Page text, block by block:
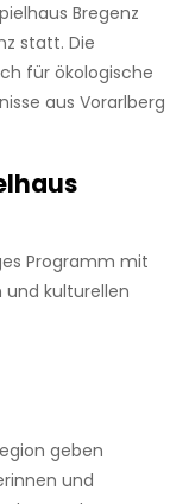
Bregenz
statt. Die
für ökologische
aus Vorarlberg
Programm mit
kulturellen
geben
und